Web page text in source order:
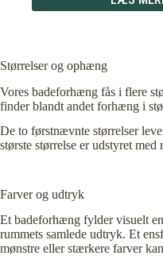
Størrelser og ophæng
Vores badeforhæng fås i flere
finder blandt andet forhæng i
De to førstnævnte størrelser
største størrelse er udstyret med
Farver og udtryk
Et badeforhæng fylder visuelt
rummets samlede udtryk. Et
mønstre eller stærkere farver